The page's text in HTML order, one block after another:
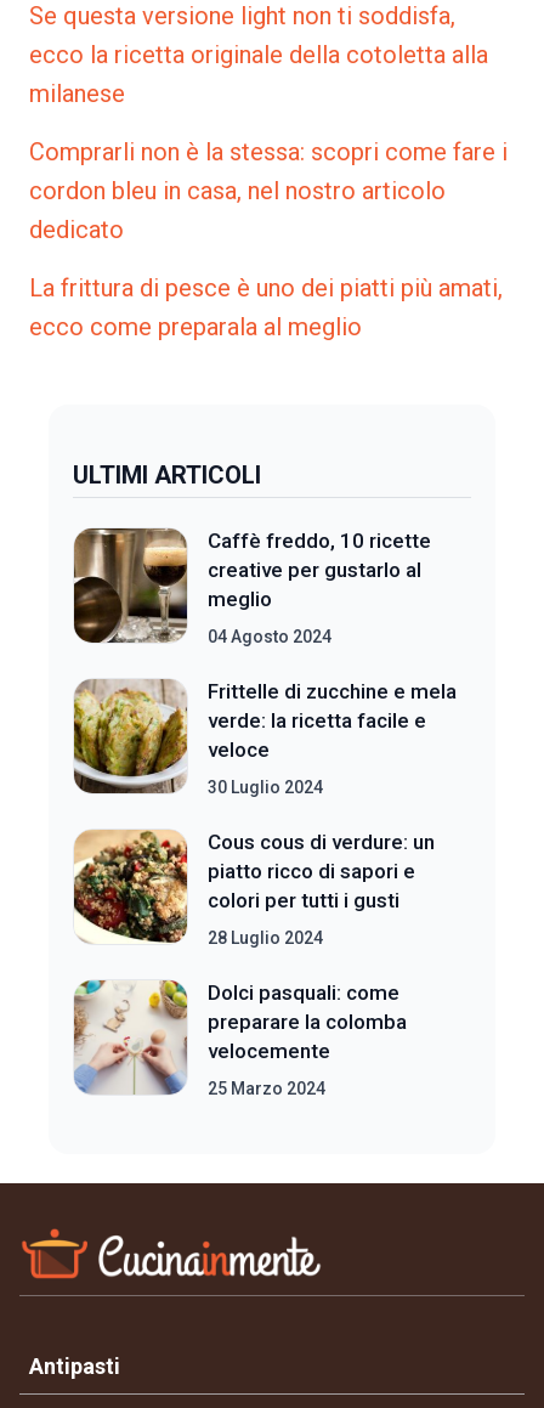
Se questa versione light non ti soddisfa,
ecco la ricetta originale della cotoletta alla
milanese
Comprarli non è la stessa: scopri come fare i
cordon bleu in casa, nel nostro articolo
dedicato
La frittura di pesce è uno dei piatti più amati,
ecco come preparala al meglio
ULTIMI ARTICOLI
Caffè freddo, 10 ricette
creative per gustarlo al
meglio
04 Agosto 2024
Frittelle di zucchine e mela
verde: la ricetta facile e
veloce
30 Luglio 2024
Cous cous di verdure: un
piatto ricco di sapori e
colori per tutti i gusti
28 Luglio 2024
Dolci pasquali: come
preparare la colomba
velocemente
25 Marzo 2024
Antipasti